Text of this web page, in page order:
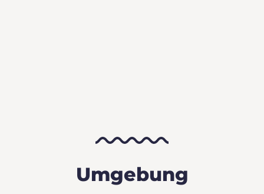
Umgebung